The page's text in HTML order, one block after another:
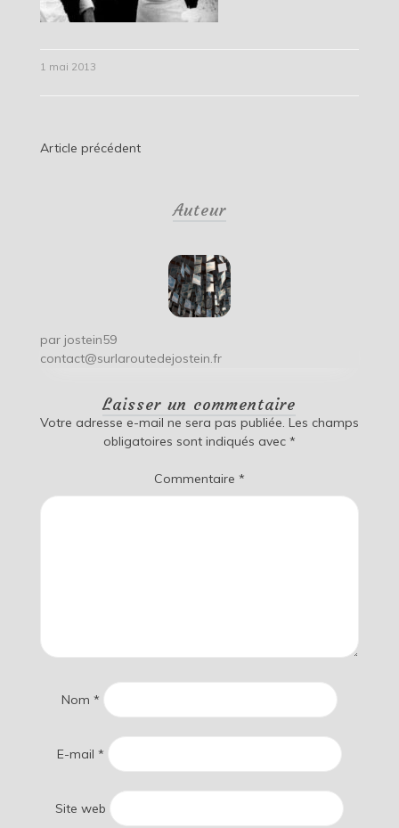
1 mai 2013
Navigation
Article précédent
Auteur
par jostein59
contact@surlaroutedejostein.fr
Laisser un commentaire
Votre adresse e-mail ne sera pas publiée. Les champs
obligatoires sont indiqués avec *
Commentaire *
Nom *
E-mail *
Site web